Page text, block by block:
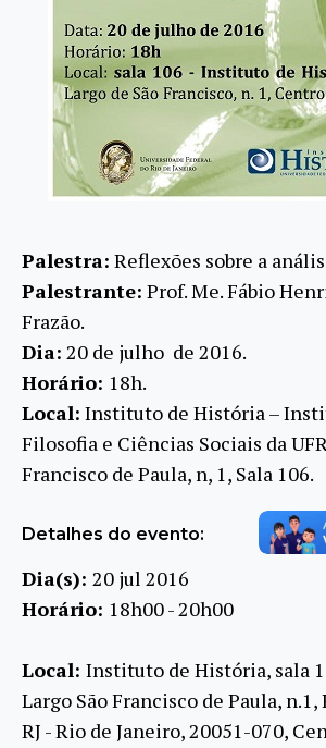
Palestra: Reflexões sobre a
Palestrante: Prof. Me. Fábio
Frazão.
Dia: 20 de julho de 2016.
Horário: 18h.
Local: Instituto de História –
Filosofia e Ciências Sociais da
Francisco de Paula, n, 1, Sala 106.
Detalhes do evento:
Dia(s): 20 jul 2016
Horário: 18h00 - 20h00
Local: Instituto de História, sala
Largo São Francisco de Paula, n.1,
RJ - Rio de Janeiro, 20051-070,